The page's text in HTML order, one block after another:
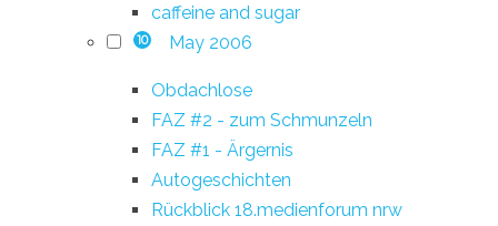
caffeine and sugar
10 May 2006
Obdachlose
FAZ #2 - zum Schmunzeln
FAZ #1 - Ärgernis
Autogeschichten
Rückblick 18.medienforum nrw